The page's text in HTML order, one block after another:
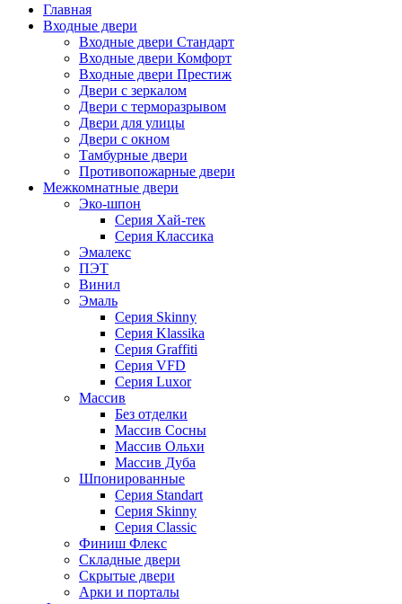
Главная
Входные двери
Входные двери Стандарт
Входные двери Комфорт
Входные двери Престиж
Двери с зеркалом
Двери с терморазрывом
Двери для улицы
Двери с окном
Тамбурные двери
Противопожарные двери
Межкомнатные двери
Эко-шпон
Серия Хай-тек
Серия Классика
Эмалекс
ПЭТ
Винил
Эмаль
Серия Skinny
Серия Klassika
Серия Graffiti
Серия VFD
Серия Luxor
Массив
Без отделки
Массив Сосны
Массив Ольхи
Массив Дуба
Шпонированные
Серия Standart
Серия Skinny
Серия Classic
Финиш Флекс
Складные двери
Скрытые двери
Арки и порталы